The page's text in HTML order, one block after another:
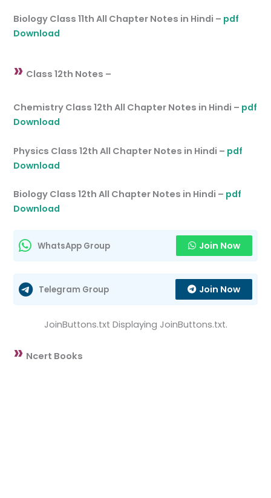
Biology Class 11th All Chapter Notes in Hindi – pdf
Download
» Class 12th Notes –
Chemistry Class 12th All Chapter Notes in Hindi – pdf
Download
Physics Class 12th All Chapter Notes in Hindi – pdf
Download
Biology Class 12th All Chapter Notes in Hindi – pdf
Download
WhatsApp Group Join Now
Telegram Group Join Now
JoinButtons.txt Displaying JoinButtons.txt.
» Ncert Books